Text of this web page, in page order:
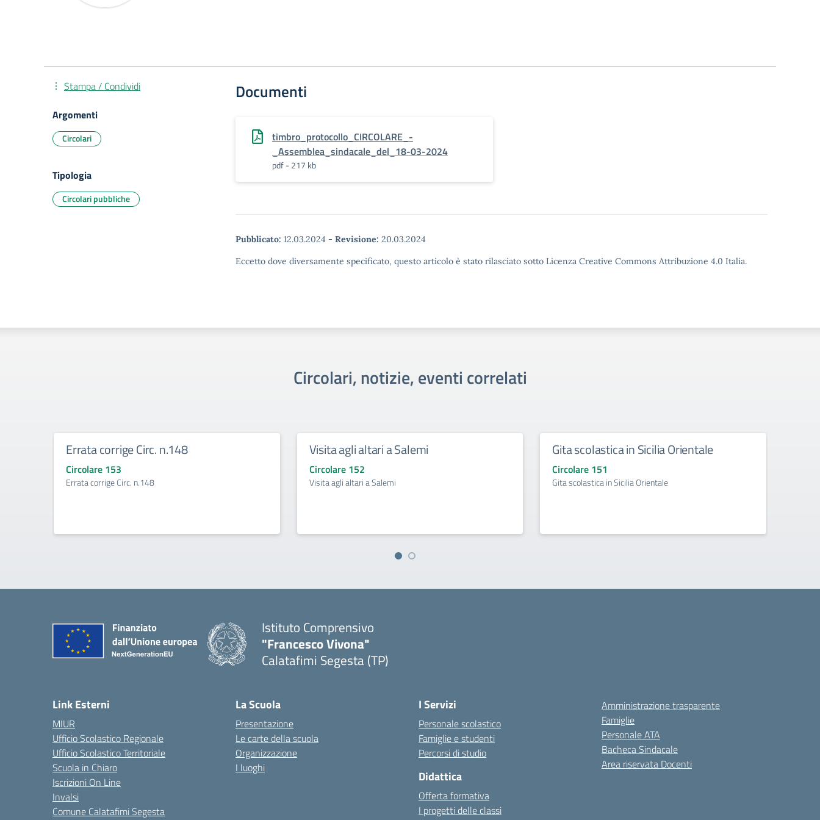
Documenti
timbro_protocollo_CIRCOLARE_-
_Assemblea_sindacale_del_18-03-2024
pdf - 217 kb
Pubblicato: 12.03.2024 - Revisione: 20.03.2024
Eccetto dove diversamente specificato, questo articolo è stato rilasciato sotto Licenza Creative Commons Attribuzione 4.0 Italia.
Stampa / Condividi
Argomenti
Circolari
Tipologia
Circolari pubbliche
Circolari, notizie, eventi correlati
Errata corrige Circ. n.148
Circolare 153
Errata corrige Circ. n.148
Visita agli altari a Salemi
Circolare 152
Visita agli altari a Salemi
Gita scolastica in Sicilia Orientale
Circolare 151
Gita scolastica in Sicilia Orientale
Istituto Comprensivo
"Francesco Vivona"
Calatafimi Segesta (TP)
Link Esterni
MIUR
Ufficio Scolastico Regionale
Ufficio Scolastico Territoriale
Scuola in Chiaro
Iscrizioni On Line
Invalsi
Comune Calatafimi Segesta
La Scuola
Presentazione
Le carte della scuola
Organizzazione
I luoghi
I Servizi
Personale scolastico
Famiglie e studenti
Percorsi di studio
Didattica
Offerta formativa
I progetti delle classi
Amministrazione trasparente
Famiglie
Personale ATA
Bacheca Sindacale
Area riservata Docenti